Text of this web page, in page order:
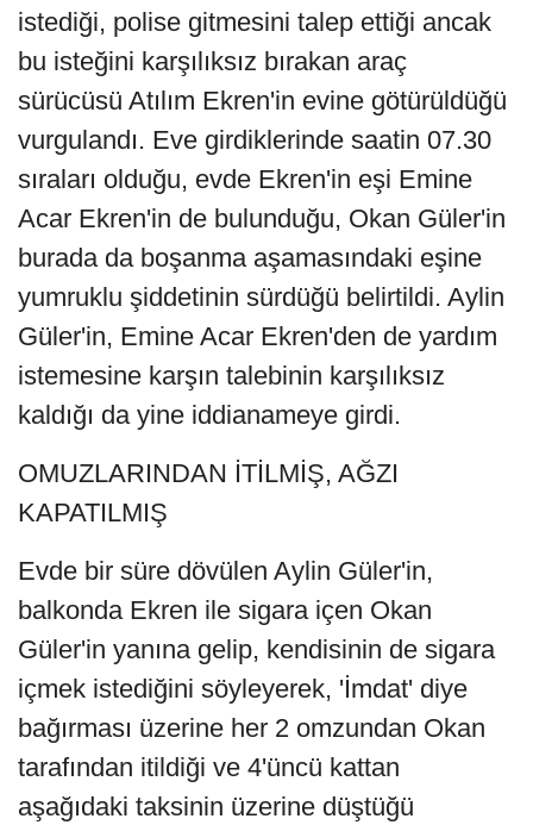
istediği, polise gitmesini talep ettiği ancak
bu isteğini karşılıksız bırakan araç
sürücüsü Atılım Ekren'in evine götürüldüğü
vurgulandı. Eve girdiklerinde saatin 07.30
sıraları olduğu, evde Ekren'in eşi Emine
Acar Ekren'in de bulunduğu, Okan Güler'in
burada da boşanma aşamasındaki eşine
yumruklu şiddetinin sürdüğü belirtildi. Aylin
Güler'in, Emine Acar Ekren'den de yardım
istemesine karşın talebinin karşılıksız
kaldığı da yine iddianameye girdi.
OMUZLARINDAN İTİLMİŞ, AĞZI
KAPATILMIŞ
Evde bir süre dövülen Aylin Güler'in,
balkonda Ekren ile sigara içen Okan
Güler'in yanına gelip, kendisinin de sigara
içmek istediğini söyleyerek, 'İmdat' diye
bağırması üzerine her 2 omzundan Okan
tarafından itildiği ve 4'üncü kattan
aşağıdaki taksinin üzerine düştüğü